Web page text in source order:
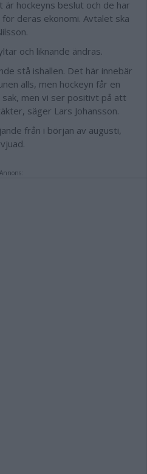
är hockeyns beslut och de har
deras ekonomi. Avtalet ska
och liknande ändras.
stå ishallen. Det här innebär
alls, men hockeyn får en
men vi ser positivt på att
säger Lars Johansson.
från i början av augusti,
Annons: